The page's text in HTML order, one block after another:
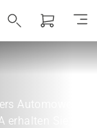
Automower
erhalten Sie